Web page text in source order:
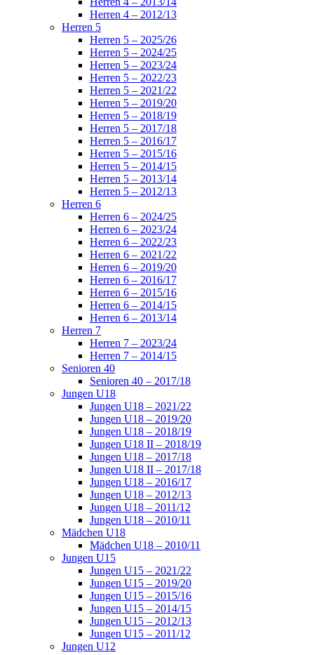
Herren 4 – 2012/13
Herren 5
Herren 5 – 2025/26
Herren 5 – 2024/25
Herren 5 – 2023/24
Herren 5 – 2022/23
Herren 5 – 2021/22
Herren 5 – 2019/20
Herren 5 – 2018/19
Herren 5 – 2017/18
Herren 5 – 2016/17
Herren 5 – 2015/16
Herren 5 – 2014/15
Herren 5 – 2013/14
Herren 5 – 2012/13
Herren 6
Herren 6 – 2024/25
Herren 6 – 2023/24
Herren 6 – 2022/23
Herren 6 – 2021/22
Herren 6 – 2019/20
Herren 6 – 2016/17
Herren 6 – 2015/16
Herren 6 – 2014/15
Herren 6 – 2013/14
Herren 7
Herren 7 – 2023/24
Herren 7 – 2014/15
Senioren 40
Senioren 40 – 2017/18
Jungen U18
Jungen U18 – 2021/22
Jungen U18 – 2019/20
Jungen U18 – 2018/19
Jungen U18 II – 2018/19
Jungen U18 – 2017/18
Jungen U18 II – 2017/18
Jungen U18 – 2016/17
Jungen U18 – 2012/13
Jungen U18 – 2011/12
Jungen U18 – 2010/11
Mädchen U18
Mädchen U18 – 2010/11
Jungen U15
Jungen U15 – 2021/22
Jungen U15 – 2019/20
Jungen U15 – 2015/16
Jungen U15 – 2014/15
Jungen U15 – 2012/13
Jungen U15 – 2011/12
Jungen U12